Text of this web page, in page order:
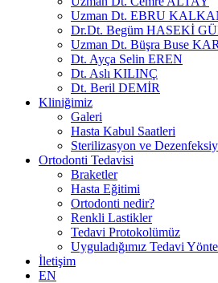
Uzman Dt. EBRU
Dr.Dt. Begüm HASEKİ
Uzman Dt. Büşra Buse
Dt. Ayça Selin EREN
Dt. Aslı KILINÇ
Dt. Beril DEMİR
Kliniğimiz
Galeri
Hasta Kabul Saatleri
Sterilizasyon ve
Ortodonti Tedavisi
Braketler
Hasta Eğitimi
Ortodonti nedir?
Renkli Lastikler
Tedavi Protokolümüz
Uyguladığımız Tedavi
İletişim
EN